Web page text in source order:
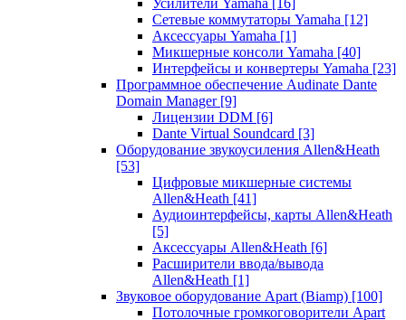
Усилители Yamaha [16]
Сетевые коммутаторы Yamaha [12]
Аксессуары Yamaha [1]
Микшерные консоли Yamaha [40]
Интерфейсы и конвертеры Yamaha [23]
Программное обеспечение Audinate Dante
Domain Manager [9]
Лицензии DDM [6]
Dante Virtual Soundcard [3]
Оборудование звукоусиления Allen&Heath
[53]
Цифровые микшерные системы
Allen&Heath [41]
Аудиоинтерфейсы, карты Allen&Heath
[5]
Аксессуары Allen&Heath [6]
Расширители ввода/вывода
Allen&Heath [1]
Звуковое оборудование Apart (Biamp) [100]
Потолочные громкоговорители Apart